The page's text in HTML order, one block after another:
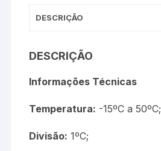
DESCRIÇÃO
DESCRIÇÃO
Informações Técnicas
Temperatura: -15ºC a 50ºC;
Divisão: 1ºC;